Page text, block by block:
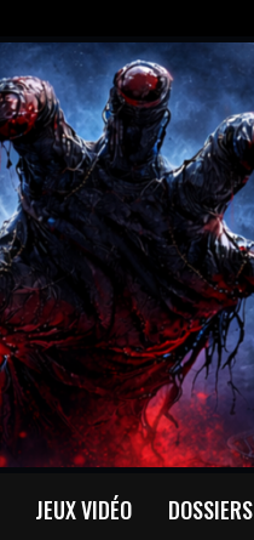
JEUX VIDÉO DOSSIERS